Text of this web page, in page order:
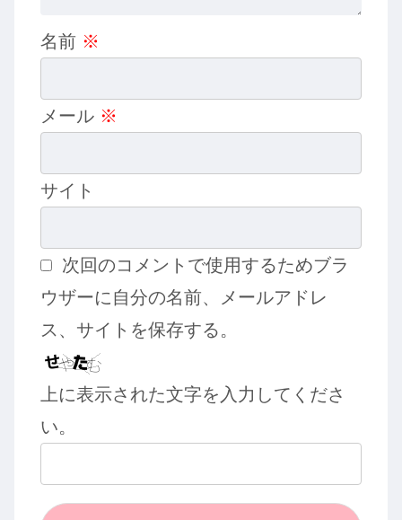
名前 ※
メール ※
サイト
次回のコメントで使用するためブラ
ウザーに自分の名前、メールアドレ
ス、サイトを保存する。
上に表示された文字を入力してくださ
い。